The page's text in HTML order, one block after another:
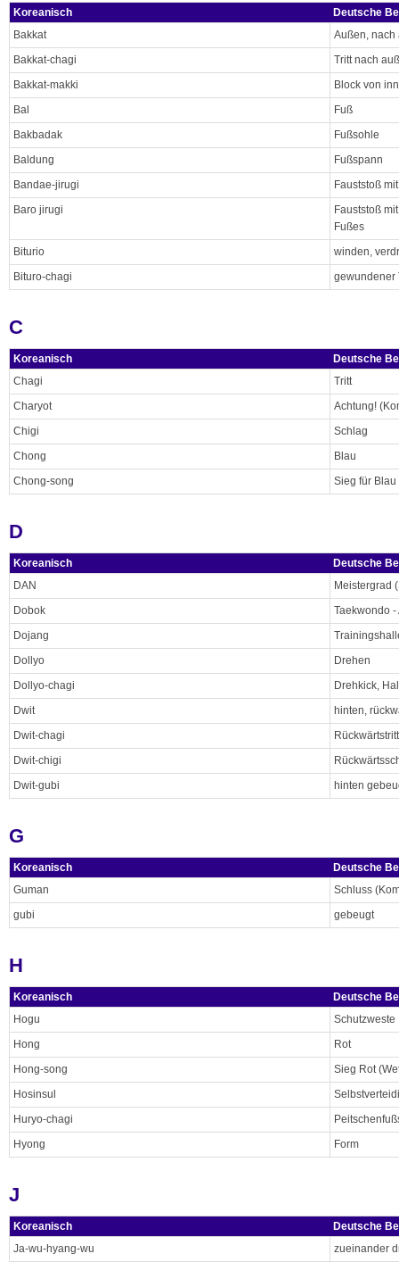
Koreanisch
Deutsche
Bakkat
Außen, nach
Bakkat-chagi
Tritt nach
Bakkat-makki
Block von
Bal
Fuß
Bakbadak
Fußsohle
Baldung
Fußspann
Bandae-jirugi
Fauststoß
Baro jirugi
Fauststoß
Fußes
Biturio
winden,
Bituro-chagi
gewundener
C
Koreanisch
Deutsche
Chagi
Tritt
Charyot
Achtung!
Chigi
Schlag
Chong
Blau
Chong-song
Sieg für Blau
D
Koreanisch
Deutsche
DAN
Meistergrad
Dobok
Taekwondo -
Dojang
Dollyo
Drehen
Dollyo-chagi
Drehkick,
Dwit
hinten,
Dwit-chagi
Rückwärtstritt
Dwit-chigi
Dwit-gubi
hinten
G
Koreanisch
Deutsche
Guman
Schluss
gubi
gebeugt
H
Koreanisch
Deutsche
Hogu
Schutzweste
Hong
Rot
Hong-song
Sieg Rot
Hosinsul
Huryo-chagi
Hyong
Form
J
Koreanisch
Deutsche
Ja-wu-hyang-wu
zueinander